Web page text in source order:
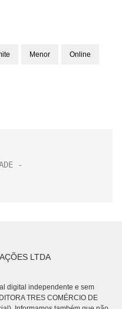
Menor Online
LTDA
digital independente e sem
TRES COMÉRCIO DE